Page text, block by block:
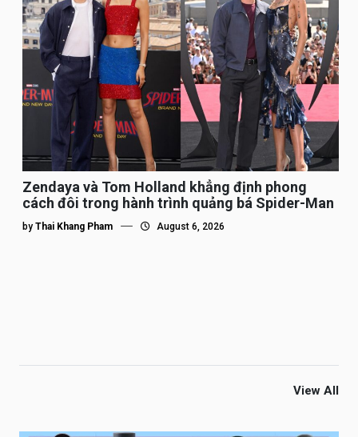
Zendaya và Tom Holland khẳng định phong
cách đôi trong hành trình quảng bá Spider-Man
by Thai Khang Pham August 6, 2026
View All